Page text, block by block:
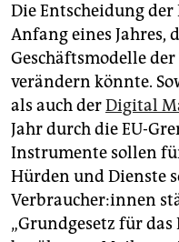
Die Entscheidung
Anfang eines Jahres,
Geschäftsmodelle
verändern könnte.
als auch derDigital
Jahr durch die EU-
Instrumente sollen
Hürden und Dienste
Ver­brau­che­r:in­nen
„Grundgesetz für